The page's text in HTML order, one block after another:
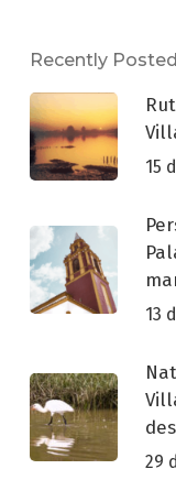
Recently Posted
15
13
29